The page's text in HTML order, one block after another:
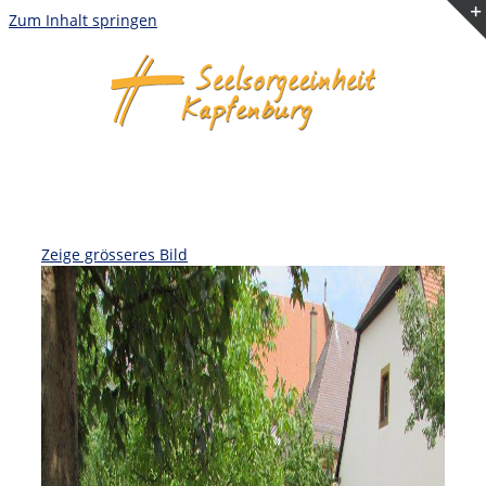
Zum Inhalt springen
Zeige grösseres Bild